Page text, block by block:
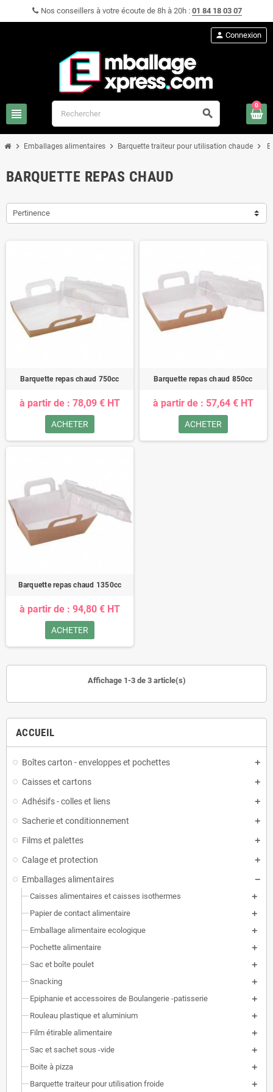
Nos conseillers à votre écoute de 8h à 20h : 01 84 18 03 07
view_headline search
person Connexion
0
chevron_right Emballages alimentaires chevron_right Barquette traiteur pour utilisation chaude chevron_right
ACCUEIL
Boîtes carton - enveloppes et pochettes
Caisses et cartons
Adhésifs - colles et liens
Sacherie et conditionnement
Films et palettes
Calage et protection
Emballages alimentaires
Caisses alimentaires et caisses isothermes
Papier de contact alimentaire
Emballage alimentaire ecologique
Pochette alimentaire
Sac et boîte poulet
Snacking
Epiphanie et accessoires de Boulangerie -patisserie
Rouleau plastique et aluminium
Film étirable alimentaire
Sac et sachet sous -vide
Boite à pizza
Barquette traiteur pour utilisation froide
BARQUETTE REPAS CHAUD
Pertinence
Barquette repas chaud 750cc
à partir de : 78,09 € HT
ACHETER
Barquette repas chaud 850cc
à partir de : 57,64 € HT
ACHETER
Barquette repas chaud 1350cc
à partir de : 94,80 € HT
ACHETER
Affichage 1-3 de 3 article(s)